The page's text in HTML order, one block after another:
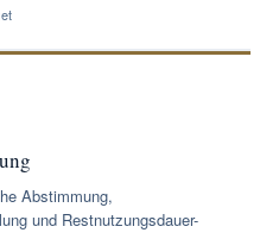
Abstimmung,
und Restnutzungsdauer-